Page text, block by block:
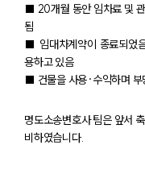
■ 20개월 동안 임차료 및
됨
■ 임대차계약이 종료되었
용하고 있음
■ 건물을 사용·수익하며 부
명도소송변호사 팀은 앞서
비하였습니다.